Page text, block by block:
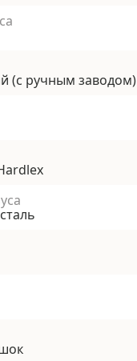
(с ручным заводом)